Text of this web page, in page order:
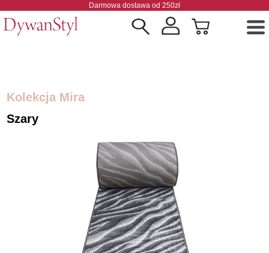
Darmowa dostawa od 250zł
Kolekcja Mira
Szary